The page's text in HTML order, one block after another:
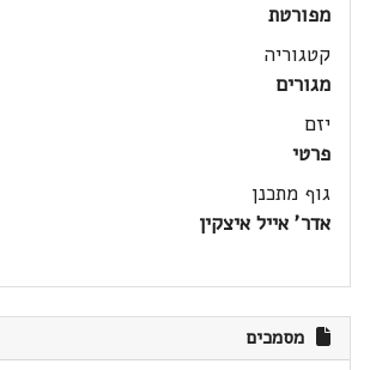
מפורטת
קטגוריה
מגורים
יזם
פרטי
גוף מתכנן
אדר' אייל איצקין
מסמכים